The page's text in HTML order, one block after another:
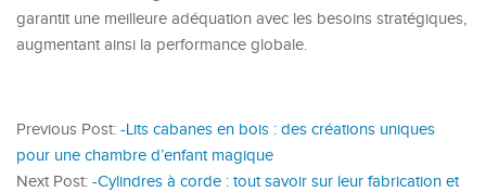
garantit une meilleure adéquation avec les besoins stratégiques,
augmentant ainsi la performance globale.
Previous Post: -Lits cabanes en bois : des créations uniques
pour une chambre d’enfant magique
Next Post: -Cylindres à corde : tout savoir sur leur fabrication et